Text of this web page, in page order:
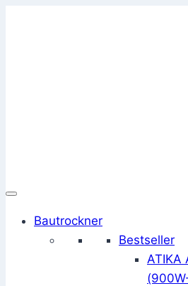
Bautrockner
Bestseller
ATIKA